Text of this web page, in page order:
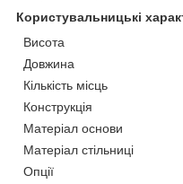
Користувальницькі
Висота
Довжина
Кількість місць
Конструкція
Матеріал основи
Матеріал стільниці
Опції